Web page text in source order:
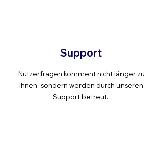
Support
Nutzerfragen komment nicht länger zu
Ihnen, sondern werden durch unseren
Support betreut.